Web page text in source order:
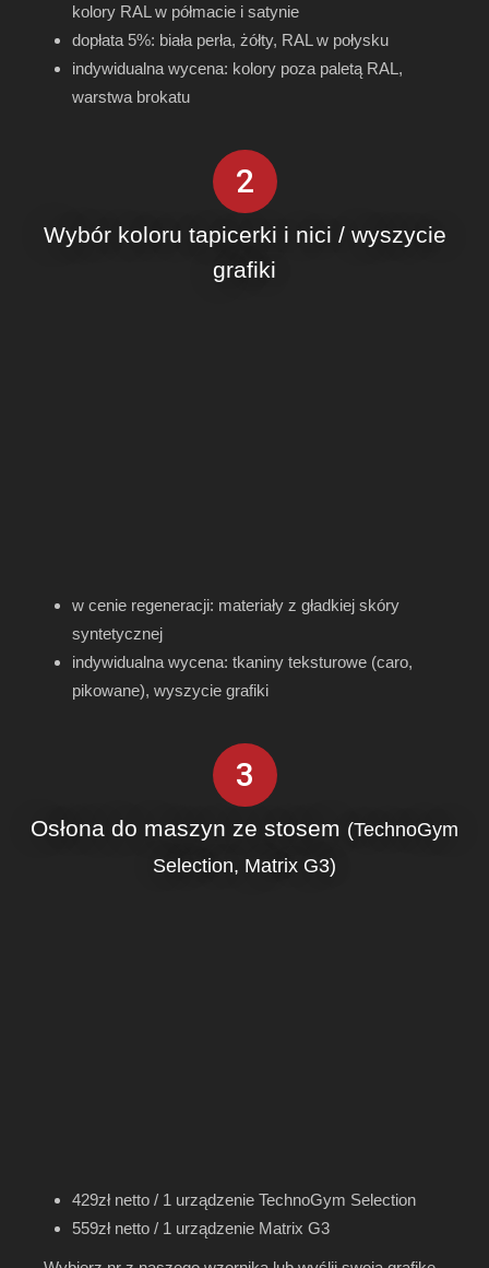
kolory RAL w półmacie i satynie
dopłata 5%: biała perła, żółty, RAL w połysku
indywidualna wycena: kolory poza paletą RAL,
warstwa brokatu
2
Wybór koloru tapicerki i nici / wyszycie
grafiki
w cenie regeneracji: materiały z gładkiej skóry
syntetycznej
indywidualna wycena: tkaniny teksturowe (caro,
pikowane), wyszycie grafiki
3
Osłona do maszyn ze stosem (TechnoGym
Selection, Matrix G3)
429zł netto / 1 urządzenie TechnoGym Selection
559zł netto / 1 urządzenie Matrix G3